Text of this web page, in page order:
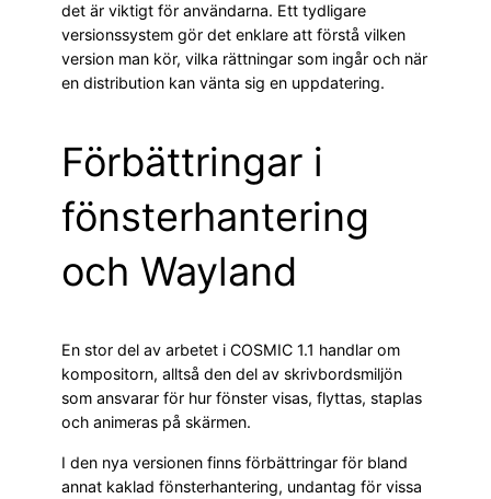
det är viktigt för användarna. Ett tydligare
versionssystem gör det enklare att förstå vilken
version man kör, vilka rättningar som ingår och när
en distribution kan vänta sig en uppdatering.
Förbättringar i
fönsterhantering
och Wayland
En stor del av arbetet i COSMIC 1.1 handlar om
kompositorn, alltså den del av skrivbordsmiljön
som ansvarar för hur fönster visas, flyttas, staplas
och animeras på skärmen.
I den nya versionen finns förbättringar för bland
annat kaklad fönsterhantering, undantag för vissa